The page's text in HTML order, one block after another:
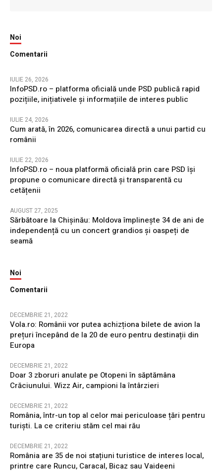
Noi
Comentarii
IULIE 26, 2026
InfoPSD.ro – platforma oficială unde PSD publică rapid
pozițiile, inițiativele și informațiile de interes public
IULIE 24, 2026
Cum arată, în 2026, comunicarea directă a unui partid cu
românii
IULIE 22, 2026
InfoPSD.ro – noua platformă oficială prin care PSD își
propune o comunicare directă și transparentă cu
cetățenii
AUGUST 27, 2025
Sărbătoare la Chișinău: Moldova împlinește 34 de ani de
independență cu un concert grandios și oaspeți de
seamă
Noi
Comentarii
DECEMBRIE 21, 2022
Vola.ro: Românii vor putea achizționa bilete de avion la
prețuri începând de la 20 de euro pentru destinații din
Europa
DECEMBRIE 21, 2022
Doar 3 zboruri anulate pe Otopeni în săptămâna
Crăciunului. Wizz Air, campioni la întârzieri
DECEMBRIE 21, 2022
România, într-un top al celor mai periculoase țări pentru
turiști. La ce criteriu stăm cel mai rău
DECEMBRIE 21, 2022
România are 35 de noi stațiuni turistice de interes local,
printre care Runcu, Caracal, Bicaz sau Vaideeni